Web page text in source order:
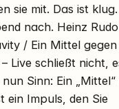
sie mit. Das ist
nach. Heinz
/ Ein Mittel gegen
Live schließt nicht,
Sinn: Ein „Mittel“
ein Impuls, den Sie